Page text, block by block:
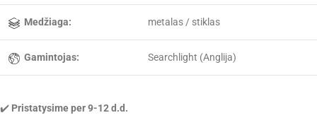
Medžiaga: metalas / stiklas
Gamintojas: Searchlight (Anglija)
✔️ Pristatysime per 9-12 d.d.